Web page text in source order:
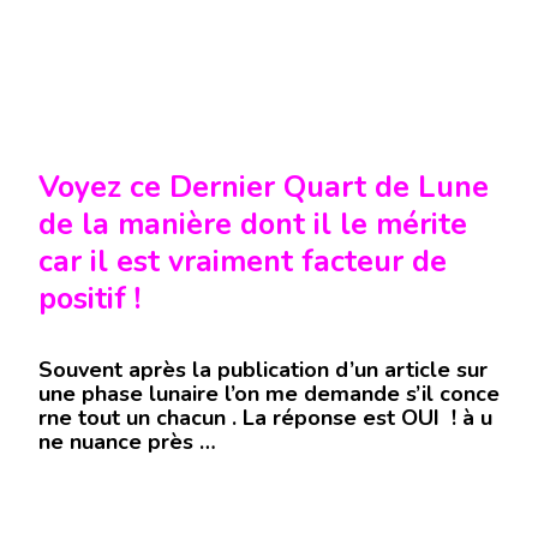
Voyez ce Dernier Quart de Lune
de la manière dont il le mérite
car il est vraiment facteur de
positif !
Souvent après la publication d’un article sur
une phase lunaire l’on me demande s’il conce
rne tout un chacun . La réponse est OUI ! à u
ne nuance près …